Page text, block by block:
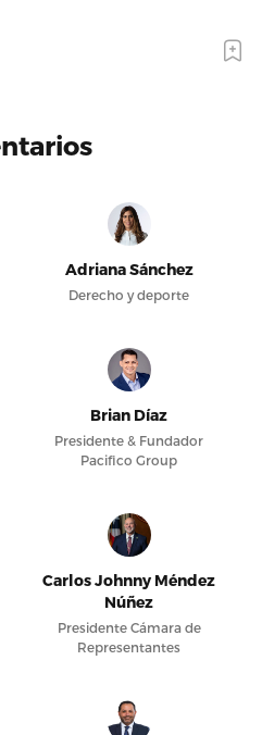
Adriana Sánchez
Derecho y deporte
Brian Díaz
Presidente & Fundador
Pacifico Group
Carlos Johnny Méndez
Núñez
Presidente Cámara de
Representantes